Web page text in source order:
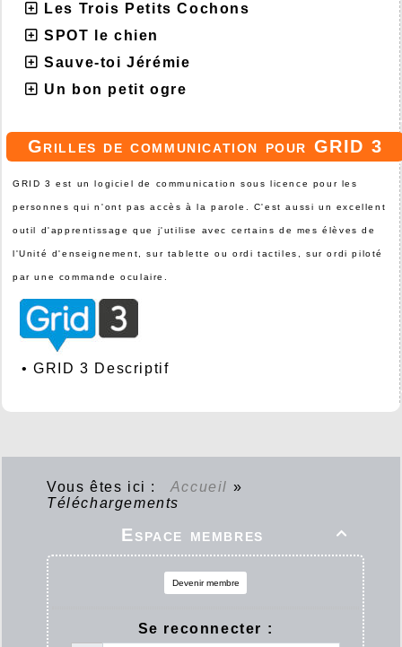
Les Trois Petits Cochons
SPOT le chien
Sauve-toi Jérémie
Un bon petit ogre
Grilles de communication pour GRID 3
GRID 3 est un logiciel de communication sous licence pour les
personnes qui n'ont pas accès à la parole. C'est aussi un excellent
outil d'apprentissage que j'utilise avec certains de mes élèves de
l'Unité d'enseignement, sur tablette ou ordi tactiles, sur ordi piloté
par une commande oculaire.
•GRID 3 Descriptif
Vous êtes ici : Accueil »
Téléchargements

Espace membres
Devenir membre
Se reconnecter :